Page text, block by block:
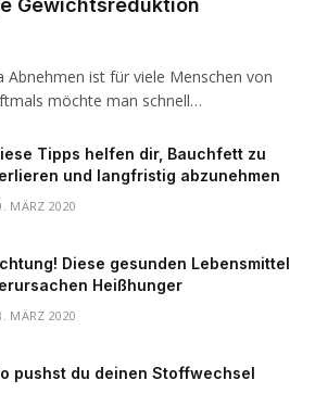
Abnehmen ist für viele Menschen von
möchte man schnell…
Tipps helfen dir, Bauchfett zu
und langfristig abzunehmen
MÄRZ 2020
Diese gesunden Lebensmittel
Heißhunger
MÄRZ 2020
pushst du deinen Stoffwechsel